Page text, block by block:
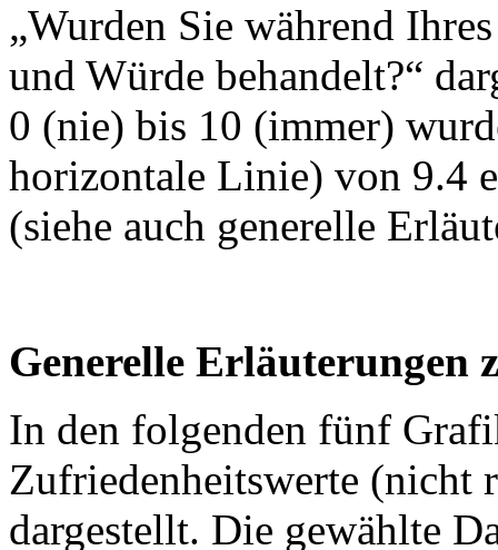
„Wurden Sie während
und Würde behandelt?“
0 (nie) bis 10 (immer)
horizontale Linie) von 9.4
(siehe auch generelle
Generelle Erläuterungen
In den folgenden fünf
Zufriedenheitswerte (nicht
dargestellt. Die gewählte